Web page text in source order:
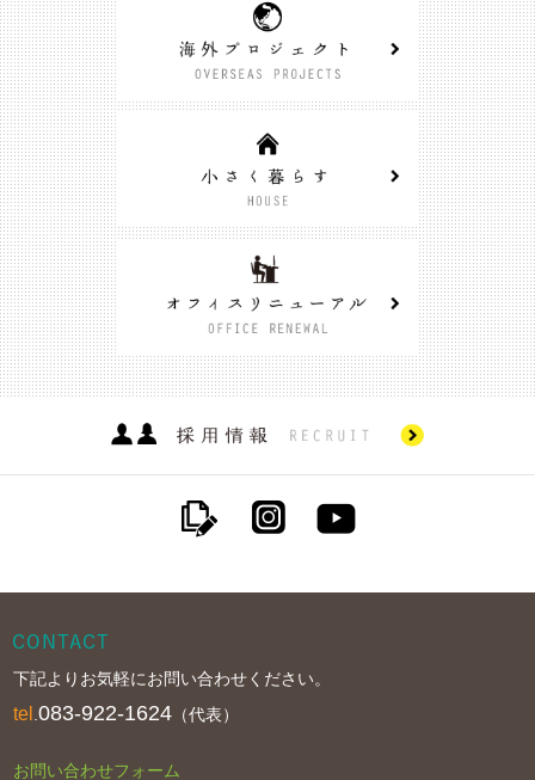
下記よりお気軽にお問い合わせください。
tel .083-922-1624 （代表）
お問い合わせフォーム